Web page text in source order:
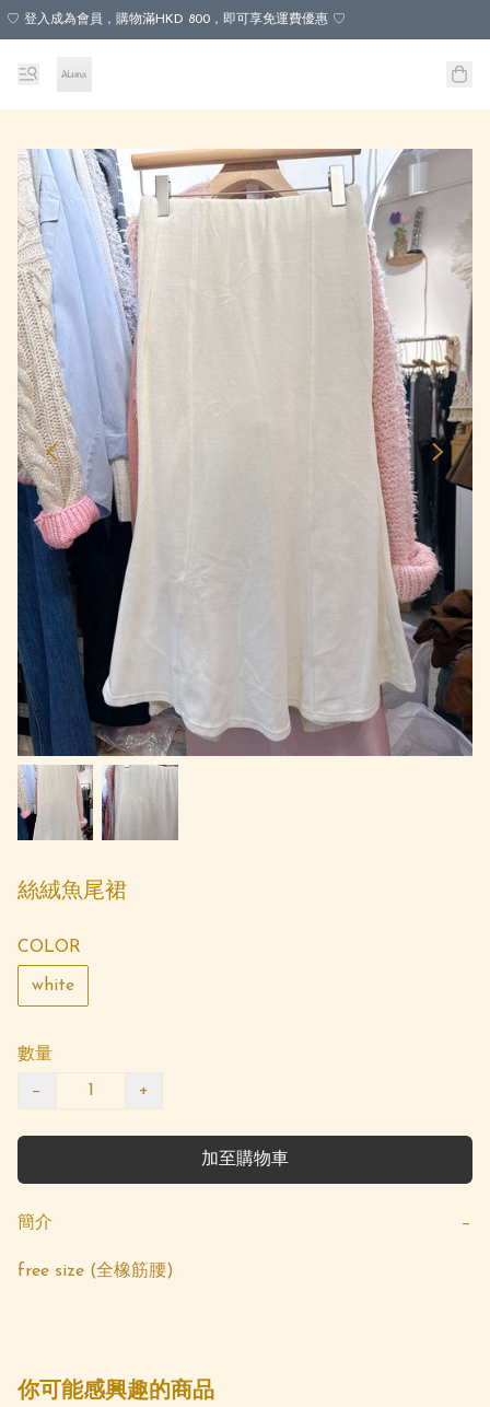
♡ 登入成為會員，購物滿HKD 800，即可享免運費優惠 ♡
絲絨魚尾裙
COLOR
white
數量
− +
加至購物車
簡介 −
free size (全橡筋腰)
你可能感興趣的商品